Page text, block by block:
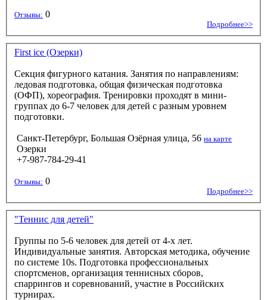
Отзывы: 0
Подробнее>>
First ice (Озерки)
Секция фигурного катания. Занятия по направлениям:
ледовая подготовка, общая физическая подготовка
(ОФП), хореография. Тренировки проходят в мини-
группах до 6-7 человек для детей с разным уровнем
подготовки.
Санкт-Петербург, Большая Озёрная улица, 56 на карте
Озерки
+7-987-784-29-41
Отзывы: 0
Подробнее>>
"Теннис для детей"
Группы по 5-6 человек для детей от 4-х лет.
Индивидуальные занятия. Авторская методика, обучение
по системе 10s. Подготовка профессиональных
спортсменов, организация теннисных сборов,
спаррингов и соревнований, участие в Российских
турнирах.